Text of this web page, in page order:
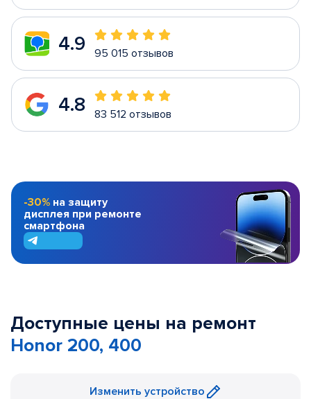
4.9 95 015 отзывов
4.8 83 512 отзывов
-30% на защиту
дисплея при ремонте
смартфона
Доступные цены на ремонт
Honor 200, 400
Изменить устройство